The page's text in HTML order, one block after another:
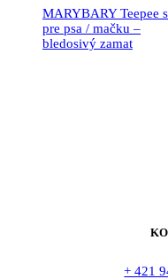
MARYBARY Teepee
pre psa / mačku –
bledosivý zamat
+ 421